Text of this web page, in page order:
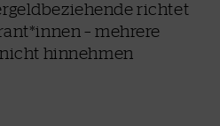
richtet
– mehrere
hinnehmen